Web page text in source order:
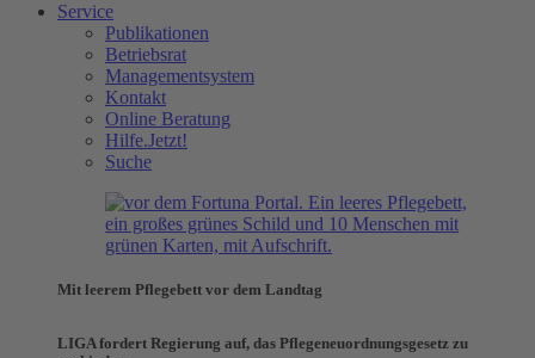
Service
Publikationen
Betriebsrat
Managementsystem
Kontakt
Online Beratung
Hilfe.Jetzt!
Suche
Mit leerem Pflegebett vor dem Landtag
LIGA fordert Regierung auf, das Pflegeneuordnungsgesetz zu